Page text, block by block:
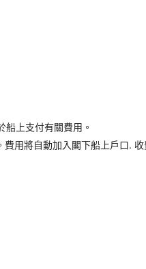
上支付有關費用。
用將自動加入閣下船上戶口.